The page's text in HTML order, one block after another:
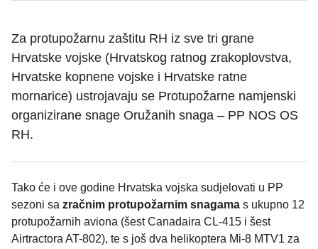
Za protupožarnu zaštitu RH iz sve tri grane
Hrvatske vojske (Hrvatskog ratnog zrakoplovstva,
Hrvatske kopnene vojske i Hrvatske ratne
mornarice) ustrojavaju se Protupožarne namjenski
organizirane snage Oružanih snaga – PP NOS OS
RH.
Tako će i ove godine Hrvatska vojska sudjelovati u PP
sezoni sa zračnim protupožarnim snagama s ukupno 12
protupožarnih aviona (šest Canadaira CL-415 i šest
Airtractora AT-802), te s još dva helikoptera Mi-8 MTV1 za